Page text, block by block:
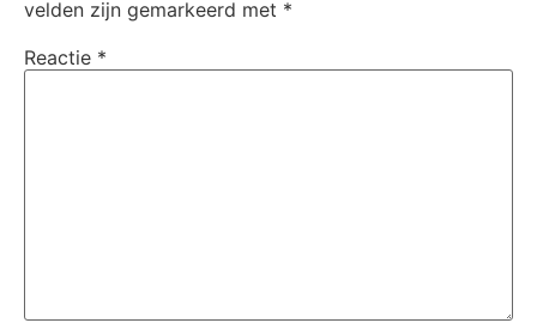
velden zijn gemarkeerd met *
Reactie *